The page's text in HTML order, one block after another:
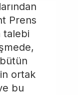
Prens
talebi
ortak
bu